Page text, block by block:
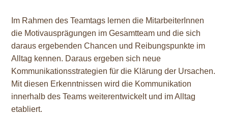
Im Rahmen des Teamtags lernen die MitarbeiterInnen
die Motivausprägungen im Gesamtteam und die sich
daraus ergebenden Chancen und Reibungspunkte im
Alltag kennen. Daraus ergeben sich neue
Kommunikationsstrategien für die Klärung der Ursachen.
Mit diesen Erkenntnissen wird die Kommunikation
innerhalb des Teams weiterentwickelt und im Alltag
etabliert.